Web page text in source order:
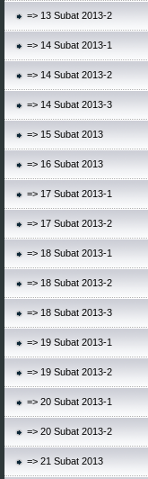
=> 13 Subat 2013-2
=> 14 Subat 2013-1
=> 14 Subat 2013-2
=> 14 Subat 2013-3
=> 15 Subat 2013
=> 16 Subat 2013
=> 17 Subat 2013-1
=> 17 Subat 2013-2
=> 18 Subat 2013-1
=> 18 Subat 2013-2
=> 18 Subat 2013-3
=> 19 Subat 2013-1
=> 19 Subat 2013-2
=> 20 Subat 2013-1
=> 20 Subat 2013-2
=> 21 Subat 2013